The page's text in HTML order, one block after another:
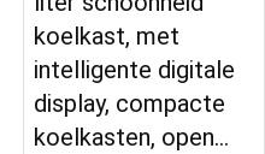
koelkast, met
intelligente digitale
display, compacte
koelkasten, open…